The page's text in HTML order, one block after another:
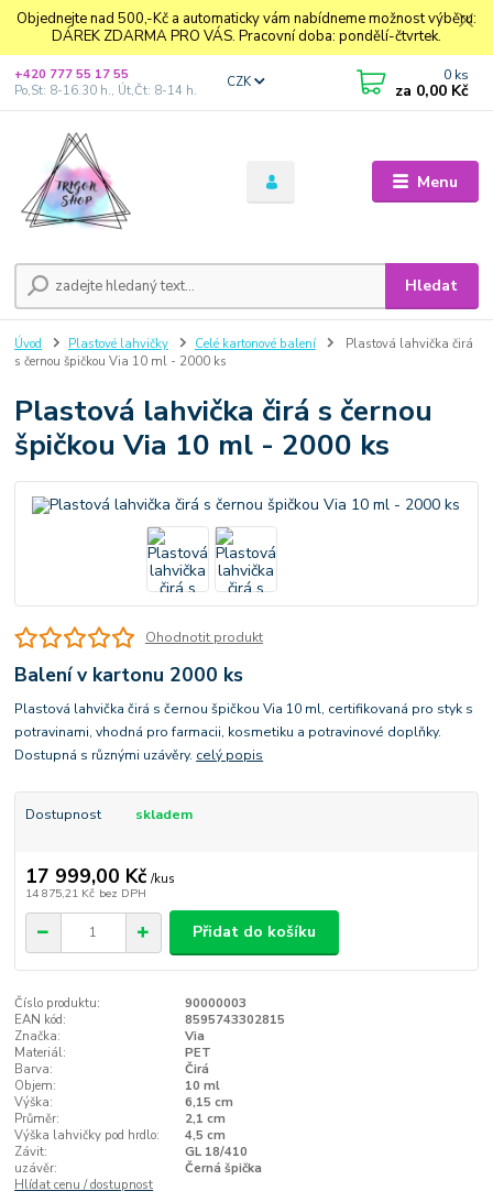
Objednejte nad 500,-Kč a automaticky vám nabídneme možnost výběru:
DÁREK ZDARMA PRO VÁS. Pracovní doba: pondělí-čtvrtek.
Menu
CZK
Hledat
+420 777 55 17 55
Po,St: 8-16.30 h., Út,Čt: 8-14 h.
0 ks
za 0,00 Kč
Úvod Plastové lahvičky Celé kartonové balení
Plastová lahvička čirá
s černou špičkou Via 10 ml - 2000 ks
Plastová lahvička čirá s černou
špičkou Via 10 ml - 2000 ks
Ohodnotit produkt
Balení v kartonu 2000 ks
Plastová lahvička čirá s černou špičkou Via 10 ml, certifikovaná pro styk s
potravinami, vhodná pro farmacii, kosmetiku a potravinové doplňky.
Dostupná s různými uzávěry. celý popis
Dostupnost skladem
17 999,00 Kč /kus
14 875,21 Kč bez DPH
Přidat do košíku
Číslo produktu:
90000003
EAN kód:
8595743302815
Značka:
Via
Materiál:
PET
Barva:
Čirá
Objem:
10 ml
Výška:
6,15 cm
Průměr:
2,1 cm
Výška lahvičky pod hrdlo:
4,5 cm
Závit:
GL 18/410
uzávěr:
Černá špička
Hlídat cenu / dostupnost